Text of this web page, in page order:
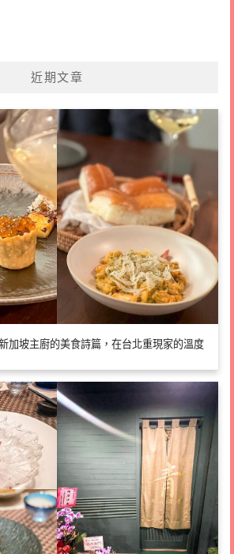
近期文章
加坡主廚的美食詩篇，在台北重現家的溫度